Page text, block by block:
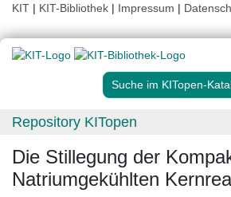
KIT | KIT-Bibliothek | Impressum |
Suche im KITopen-
Repository KITopen
Die Stillegung der
Natriumgekühlten